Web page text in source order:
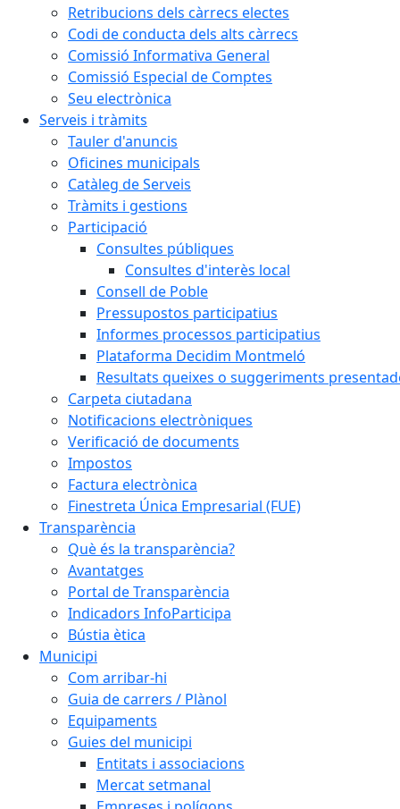
Retribucions dels càrrecs electes
Codi de conducta dels alts càrrecs
Comissió Informativa General
Comissió Especial de Comptes
Seu electrònica
Serveis i tràmits
Tauler d'anuncis
Oficines municipals
Catàleg de Serveis
Tràmits i gestions
Participació
Consultes públiques
Consultes d'interès local
Consell de Poble
Pressupostos participatius
Informes processos participatius
Plataforma Decidim Montmeló
Resultats queixes o suggeriments
Carpeta ciutadana
Notificacions electròniques
Verificació de documents
Impostos
Factura electrònica
Finestreta Única Empresarial (FUE)
Transparència
Què és la transparència?
Avantatges
Portal de Transparència
Indicadors InfoParticipa
Bústia ètica
Municipi
Com arribar-hi
Guia de carrers / Plànol
Equipaments
Guies del municipi
Entitats i associacions
Mercat setmanal